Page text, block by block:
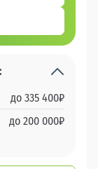
до 335 400₽
до 200 000₽